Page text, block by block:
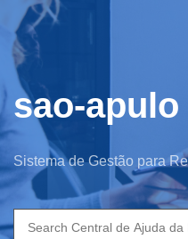
sao-apulo
Sistema de Gestão para
Search